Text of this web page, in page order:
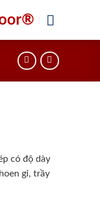
có độ dày
gỉ, trầy